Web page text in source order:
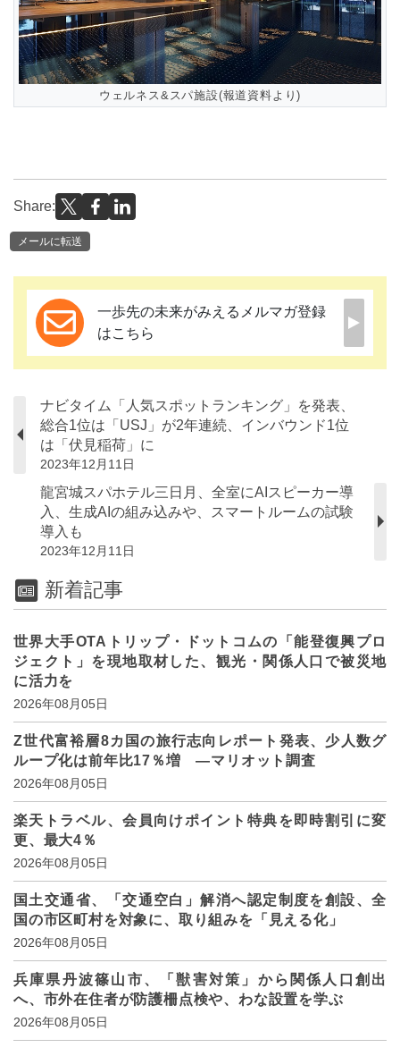
ウェルネス&スパ施設(報道資料より)
Share:
メールに転送
一歩先の未来がみえるメルマガ登録
はこちら
ナビタイム「人気スポットランキング」を発表、
総合1位は「USJ」が2年連続、インバウンド1位
は「伏見稲荷」に
2023年12月11日
龍宮城スパホテル三日月、全室にAIスピーカー導
入、生成AIの組み込みや、スマートルームの試験
導入も
2023年12月11日
新着記事
世界大手OTAトリップ・ドットコムの「能登復興プロ
ジェクト」を現地取材した、観光・関係人口で被災地
に活力を
2026年08月05日
Z世代富裕層8カ国の旅行志向レポート発表、少人数グ
ループ化は前年比17％増 ―マリオット調査
2026年08月05日
楽天トラベル、会員向けポイント特典を即時割引に変
更、最大4％
2026年08月05日
国土交通省、「交通空白」解消へ認定制度を創設、全
国の市区町村を対象に、取り組みを「見える化」
2026年08月05日
兵庫県丹波篠山市、「獣害対策」から関係人口創出
へ、市外在住者が防護柵点検や、わな設置を学ぶ
2026年08月05日